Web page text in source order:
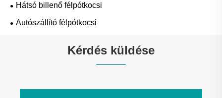
Hátsó billenő félpótkocsi
Autószállító félpótkocsi
Kérdés küldése